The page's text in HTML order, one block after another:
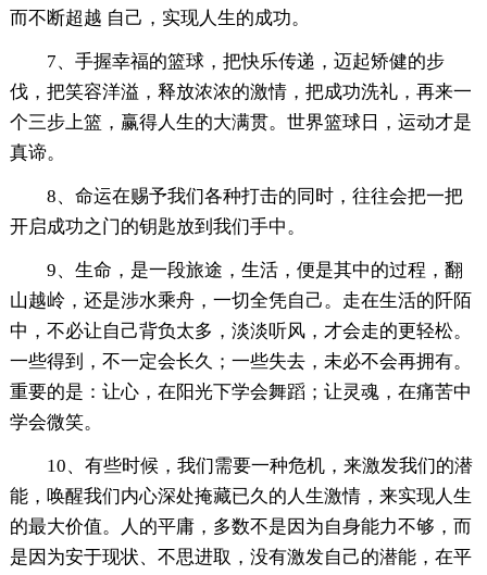
而不断超越 自己，实现人生的成功。
7、手握幸福的篮球，把快乐传递，迈起矫健的步
伐，把笑容洋溢，释放浓浓的激情，把成功洗礼，再来一
个三步上篮，赢得人生的大满贯。世界篮球日，运动才是
真谛。
8、命运在赐予我们各种打击的同时，往往会把一把
开启成功之门的钥匙放到我们手中。
9、生命，是一段旅途，生活，便是其中的过程，翻
山越岭，还是涉水乘舟，一切全凭自己。走在生活的阡陌
中，不必让自己背负太多，淡淡听风，才会走的更轻松。
一些得到，不一定会长久；一些失去，未必不会再拥有。
重要的是：让心，在阳光下学会舞蹈；让灵魂，在痛苦中
学会微笑。
10、有些时候，我们需要一种危机，来激发我们的潜
能，唤醒我们内心深处掩藏已久的人生激情，来实现人生
的最大价值。人的平庸，多数不是因为自身能力不够，而
是因为安于现状、不思进取，没有激发自己的潜能，在平